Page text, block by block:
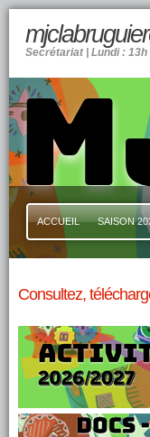
Secrétariat | Lundi : 13h
ACCUEIL SAISON
Consultez,